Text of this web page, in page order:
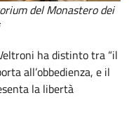
del Monastero dei
ha distinto tra “il
all’obbedienza, e il
la libertà